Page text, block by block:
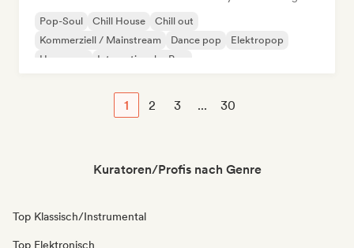
Pop-Soul Chill House
Chill out
Kommerziell / Mainstream
Dance pop
Elektropop
Hyperpop
Internationaler Pop
1 2 3 ... 30
Kuratoren/Profis nach Genre
Top Klassisch/Instrumental
Top Elektronisch